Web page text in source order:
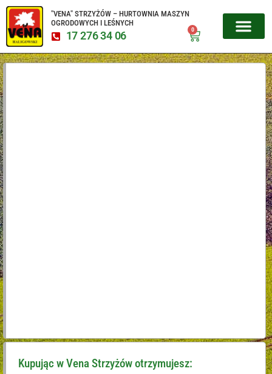
"VENA" STRZYŻÓW – HURTOWNIA MASZYN
OGRODOWYCH I LEŚNYCH
17 276 34 06
0
Kupując w Vena Strzyżów otrzymujesz: